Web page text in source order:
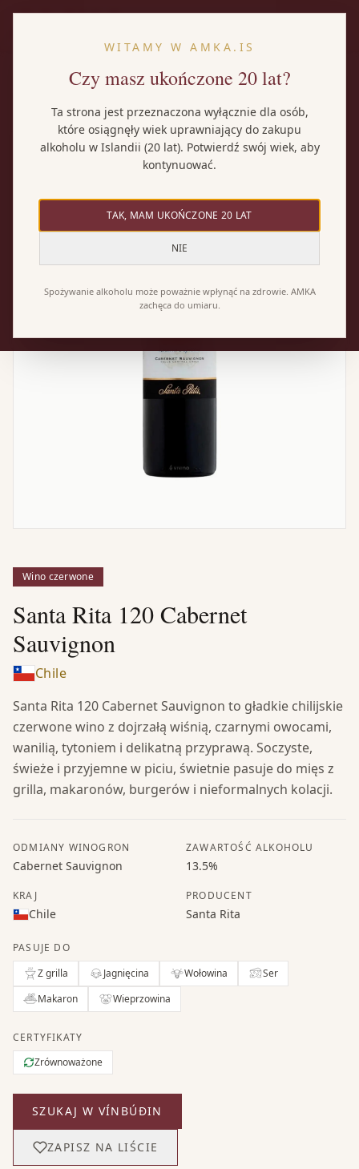
Wino czerwone
Santa Rita 120 Cabernet
Sauvignon
Chile
Santa Rita 120 Cabernet Sauvignon to gładkie chilijskie
czerwone wino z dojrzałą wiśnią, czarnymi owocami,
wanilią, tytoniem i delikatną przyprawą. Soczyste,
świeże i przyjemne w piciu, świetnie pasuje do mięs z
grilla, makaronów, burgerów i nieformalnych kolacji.
ODMIANY WINOGRON
Cabernet Sauvignon
ZAWARTOŚĆ ALKOHOLU
13.5%
KRAJ
Chile
PRODUCENT
Santa Rita
PASUJE DO
Z grilla
Jagnięcina Wołowina
Ser
Makaron
Wieprzowina
CERTYFIKATY
Zrównoważone
SZUKAJ W VÍNBÚÐIN
ZAPISZ NA LIŚCIE
WITAMY W AMKA.IS
Czy masz ukończone 20 lat?
Ta strona jest przeznaczona wyłącznie dla osób,
które osiągnęły wiek uprawniający do zakupu
alkoholu w Islandii (20 lat). Potwierdź swój wiek, aby
kontynuować.
TAK, MAM UKOŃCZONE 20 LAT
NIE
Spożywanie alkoholu może poważnie wpłynąć na zdrowie. AMKA
zachęca do umiaru.